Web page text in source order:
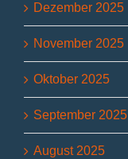
Dezember 2025
November 2025
Oktober 2025
September 2025
August 2025